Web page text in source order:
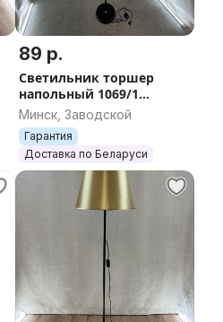
89 р.
Светильник торшер
напольный 1069/1
Черный
Минск, Заводской
Гарантия
Доставка по Беларуси